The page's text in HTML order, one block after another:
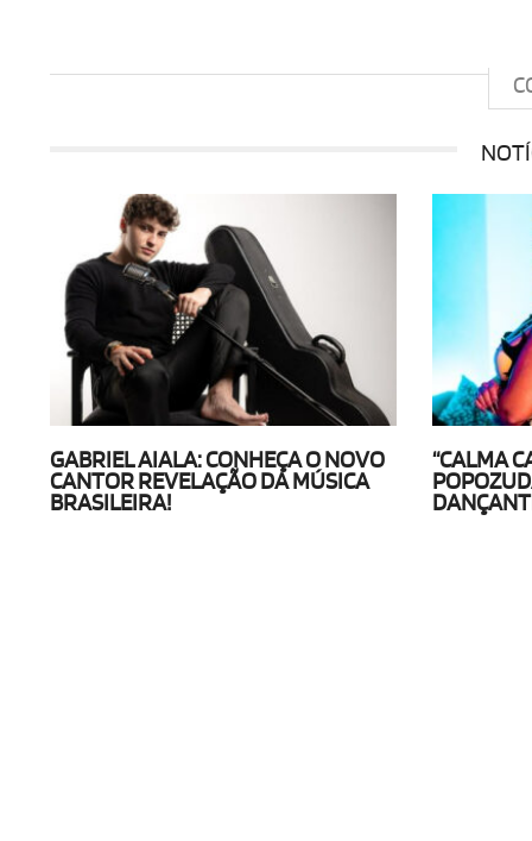
GABRIEL AIALA: CONHEÇA O NOVO
CANTOR REVELAÇÃO DA MÚSICA
BRASILEIRA!
“CALMA